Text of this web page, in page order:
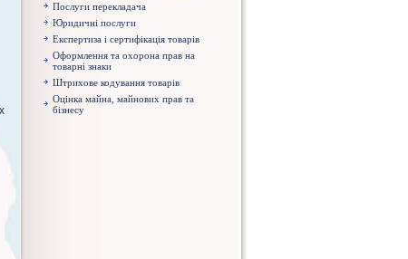
Послуги перекладача
Юридичні послуги
Експертиза і сертифікація товарів
Оформлення та охорона прав на
товарні знаки
Штрихове кодування товарів
Оцінка майна, майнових прав та
бізнесу